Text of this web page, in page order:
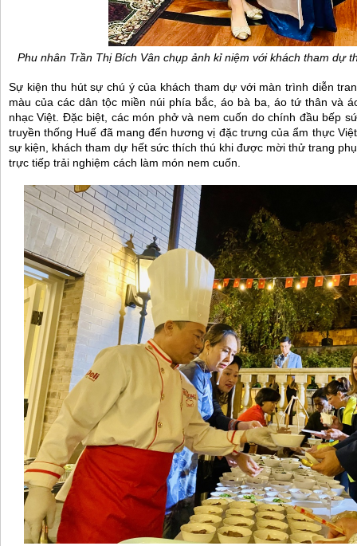
Phu nhân Trần Thị Bích Vân chụp ảnh kỉ niệm với khách tham dự
Sự kiện thu hút sự chú ý của khách tham dự với màn trình diễn
màu của các dân tộc miền núi phía bắc, áo bà ba, áo tứ thân và
nhạc Việt. Đặc biệt, các món phở và nem cuốn do chính đầu bếp
truyền thống Huế đã mang đến hương vị đặc trưng của ẩm thực
sự kiện, khách tham dự hết sức thích thú khi được mời thử trang
trực tiếp trải nghiệm cách làm món nem cuốn.